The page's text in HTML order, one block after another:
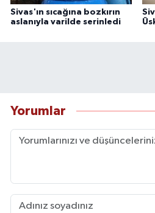
Sivas'ın sıcağına bozkırın
aslanıyla varilde serinledi
Yorumlar